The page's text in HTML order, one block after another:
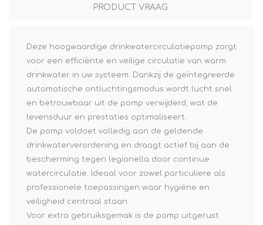
PRODUCT VRAAG
Deze hoogwaardige drinkwatercirculatiepomp zorgt
voor een efficiënte en veilige circulatie van warm
drinkwater in uw systeem. Dankzij de geïntegreerde
automatische ontluchtingsmodus wordt lucht snel
en betrouwbaar uit de pomp verwijderd, wat de
levensduur en prestaties optimaliseert.
De pomp voldoet volledig aan de geldende
drinkwaterverordening en draagt actief bij aan de
bescherming tegen legionella door continue
watercirculatie. Ideaal voor zowel particuliere als
professionele toepassingen waar hygiëne en
veiligheid centraal staan.
Voor extra gebruiksgemak is de pomp uitgerust